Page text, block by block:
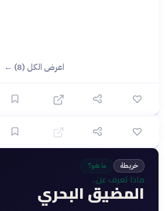
اعرض الكل (8) ←
خريطة اختيار متعدد
مضيق هرمز: شريان الطاقة
الجغرافيا السياسية
🎯
6سؤال 🟡 متوسط
خريطة ما هو؟
ماذا تعرف عن..
المضيق البحري